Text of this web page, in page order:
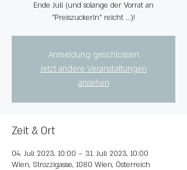
Ende Juli (und solange der Vorrat an
"Preiszuckerln" reicht ...)!
Anmeldung geschlossen
Jetzt andere Veranstaltungen
ansehen
Zeit & Ort
04. Juli 2023, 10:00 – 31. Juli 2023, 10:00
Wien, Strozzigasse, 1080 Wien, Österreich